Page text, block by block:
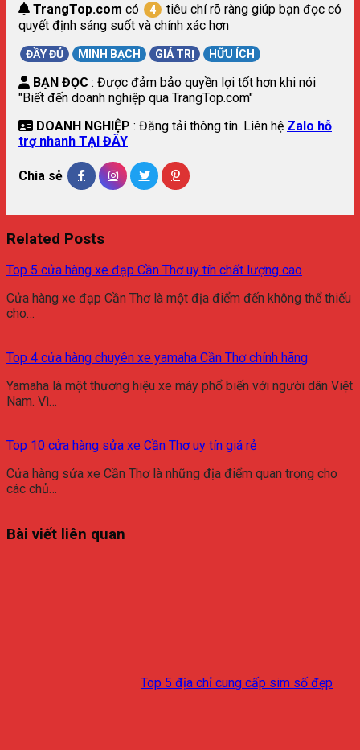
TrangTop.com có 4
tiêu chí rõ ràng giúp bạn đọc có
quyết định sáng suốt và chính xác hơn
ĐẦY ĐỦ MINH BẠCH GIÁ TRỊ HỮU ÍCH
BẠN ĐỌC : Được đảm bảo quyền lợi tốt hơn khi nói
"Biết đến doanh nghiệp qua TrangTop.com"
DOANH NGHIỆP : Đăng tải thông tin. Liên hệ Zalo hỗ
trợ nhanh TẠI ĐÂY
Chia sẻ
Related Posts
Top 5 cửa hàng xe đạp Cần Thơ uy tín chất lượng cao
Cửa hàng xe đạp Cần Thơ là một địa điểm đến không thể thiếu
cho…
Top 4 cửa hàng chuyên xe yamaha Cần Thơ chính hãng
Yamaha là một thương hiệu xe máy phổ biến với người dân Việt
Nam. Vì…
Top 10 cửa hàng sửa xe Cần Thơ uy tín giá rẻ
Cửa hàng sửa xe Cần Thơ là những địa điểm quan trọng cho
các chủ…
Bài viết liên quan
Top 5 địa chỉ cung cấp sim số đẹp